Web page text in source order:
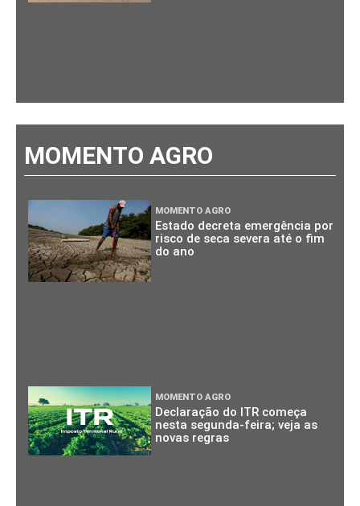
MOMENTO AGRO
MOMENTO AGRO
Estado decreta emergência por
risco de seca severa até o fim
do ano
MOMENTO AGRO
Declaração do ITR começa
nesta segunda-feira; veja as
novas regras